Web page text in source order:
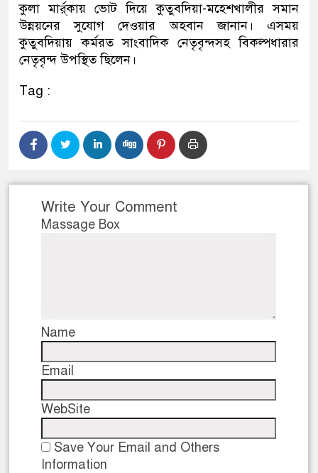
থানা পুলিশ
যেকোনো সময় বেনজীরের
কুলা মার্র্কায় ভোট দিয়ে কুতুবদিয়া-মহেশখালীর সমান
উন্নয়নের সুযোগ দেওয়ার অহবান জানান। এসময়
কুতুবদিয়ায় কর্মরত সাংবাদিক নেতৃবৃন্দসহ বিকল্পধারার
নেতৃবৃন্দ উপস্থিত ছিলেন।
Tag :
Write Your Comment
Massage Box
Name
Email
WebSite
Save Your Email and Others
Information